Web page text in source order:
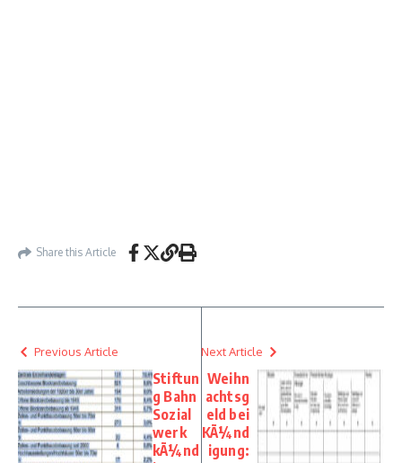
Share this Article
Previous Article
Stiftun
g Bahn
Sozial
werk
kÃ¼nd
Next Article
Weihn
achtsg
eld bei
KÃ¼nd
igung: